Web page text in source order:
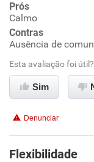
Ambiente de
Benefícios
Recomenda
Recomenda a
Prós
Calmo
Contras
Ausência de
Esta avaliação foi útil?
Sim
Denunciar
Flexibilidade